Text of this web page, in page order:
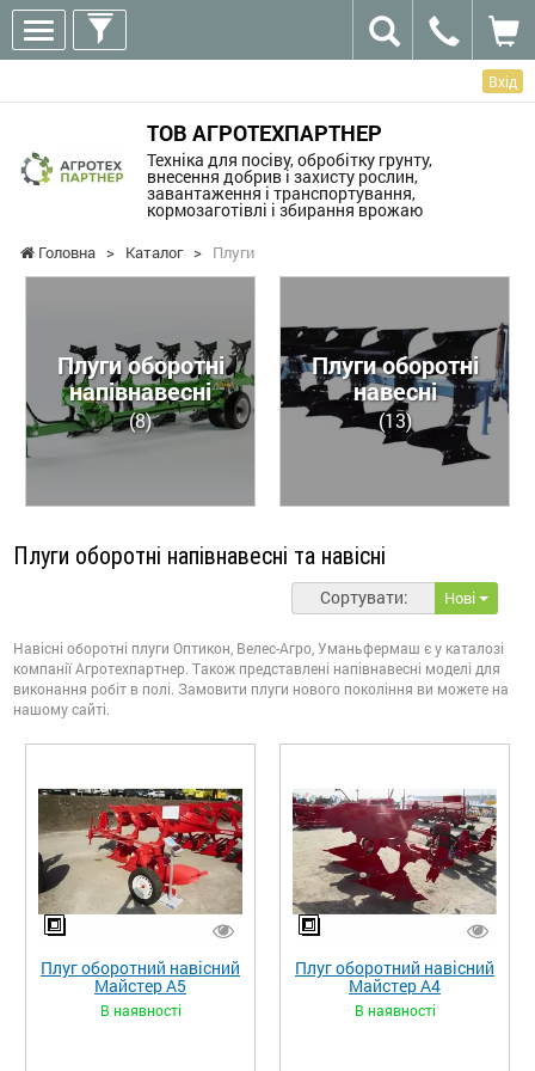
Вхід
ТОВ АГРОТЕХПАРТНЕР
Техніка для посіву, обробітку грунту,
внесення добрив і захисту рослин,
завантаження і транспортування,
кормозаготівлі і збирання врожаю
Головна > Каталог > Плуги
Плуги оборотні
напівнавесні
(8)
Плуги оборотні
навесні
(13)
Плуги оборотні напівнавесні та навісні
Сортувати: Нові
Навісні оборотні плуги Оптикон, Велес-Агро, Уманьфермаш є у каталозі
компанії Агротехпартнер. Також представлені напівнавесні моделі для
виконання робіт в полі. Замовити плуги нового покоління ви можете на
нашому сайті.
Плуг оборотний навісний
Майстер A5
В наявності
Плуг оборотний навісний
Майстер A4
В наявності